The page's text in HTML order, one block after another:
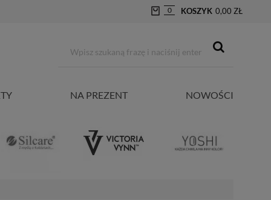
0 KOSZYK 0,00 ZŁ
NA PREZENT NOWOŚCI